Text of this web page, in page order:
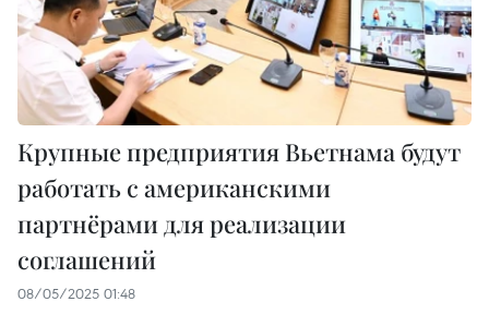
Крупные предприятия Вьетнама будут
работать с американскими
партнёрами для реализации
соглашений
08/05/2025 01:48